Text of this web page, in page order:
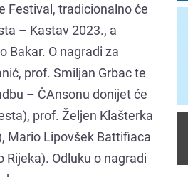
Festival, tradicionalno će
– Kastav 2023., a
Bakar. O nagradi za
prof. Smiljan Grbac te
– ČAnsonu donijet će
prof. Željen Klašterka
Mario Lipovšek Battifiaca
Odluku o nagradi